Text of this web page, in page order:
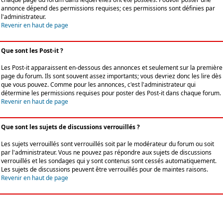
annonce dépend des permissions requises; ces permissions sont définies par
l'administrateur.
Revenir en haut de page
Que sont les Post-it ?
Les Post-it apparaissent en-dessous des annonces et seulement sur la première
page du forum. Ils sont souvent assez importants; vous devriez donc les lire dès
que vous pouvez. Comme pour les annonces, c'est l'administrateur qui
détermine les permissions requises pour poster des Post-it dans chaque forum.
Revenir en haut de page
Que sont les sujets de discussions verrouillés ?
Les sujets verrouillés sont verrouillés soit par le modérateur du forum ou soit
par l'administrateur. Vous ne pouvez pas répondre aux sujets de discussions
verrouillés et les sondages qui y sont contenus sont cessés automatiquement.
Les sujets de discussions peuvent être verrouillés pour de maintes raisons.
Revenir en haut de page